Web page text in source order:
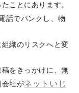
ことにあります。
話でパンクし、物
織のリスクへと変
をきっかけに、無
会社がネットいじ